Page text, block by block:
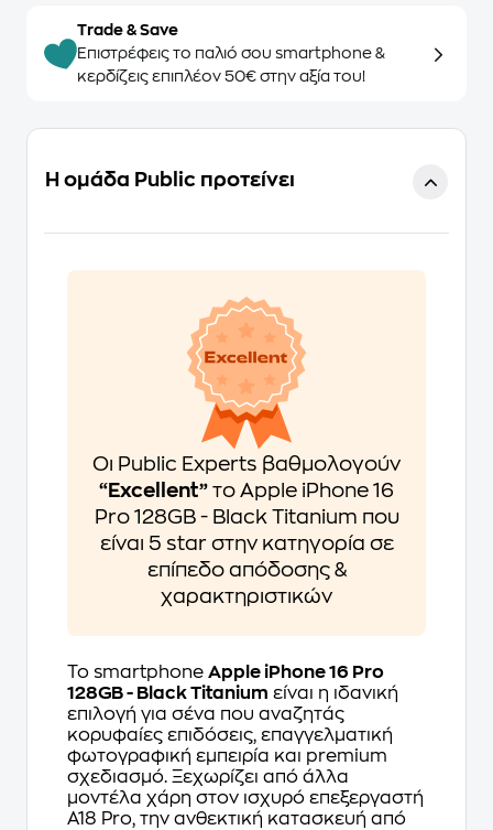
Trade & Save
Επιστρέφεις το παλιό σου smartphone &
κερδίζεις επιπλέον 50€ στην αξία του!
Η ομάδα Public προτείνει
Οι Public Experts βαθμολογούν
“Excellent” το Apple iPhone 16
Pro 128GB - Black Titanium που
είναι 5 star στην κατηγορία σε
επίπεδο απόδοσης &
χαρακτηριστικών
Το smartphone Apple iPhone 16 Pro
128GB - Black Titanium είναι η ιδανική
επιλογή για σένα που αναζητάς
κορυφαίες επιδόσεις, επαγγελματική
φωτογραφική εμπειρία και premium
σχεδιασμό. Ξεχωρίζει από άλλα
μοντέλα χάρη στον ισχυρό επεξεργαστή
A18 Pro, την ανθεκτική κατασκευή από